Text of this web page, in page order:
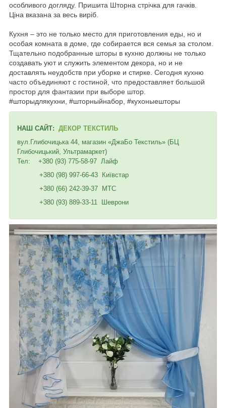
особливого догляду. Пришита Шторна стрічка для гачків.
Ціна вказана за весь виріб
Кухня – это не только место для приготовления еды, но и
особая комната в доме, где собирается вся семья за столом.
Тщательно подобранные шторы в кухню должны не только
создавать уют и служить элементом декора, но и не
доставлять неудобств при уборке и стирке. Сегодня кухню
часто объединяют с гостиной, что предоставляет большой
простор для фантазии при выборе штор.
#шторыдлякухни, #шторныйнабор, #кухоныешторы
НАШ САЙТ: ДЕКОР ТЕКСТИЛЬ
вул.Глибочицька 44, магазин «ДжаБо Текстиль» (БЦ
Глибочицький, Ультрамаркет)
Тел: +380 (93) 775-58-97 Лайф
+380 (98) 997-66-43 Київстар
+380 (66) 242-39-37 МТС
+380 (93) 889-33-11 Шеврони